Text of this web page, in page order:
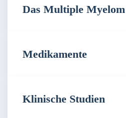
Das Multiple Myelom
Medikamente
Klinische Studien